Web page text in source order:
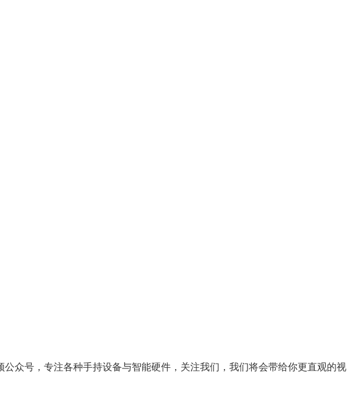
公众号，专注各种手持设备与智能硬件，关注我们，我们将会带给你更直观的视